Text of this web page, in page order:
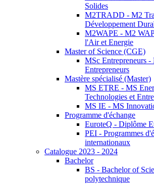
Solides
M2TRADD - M2
Développement
M2WAPE - M2
l'Air et Energie
Master of Science (CGE)
MSc Entrepreneurs
Entrepreneurs
Mastère spécialisé (Master)
MS ETRE - MS
Technologies et
MS IE - MS
Programme d'échange
EuroteQ - Diplôme
PEI - Programmes
internationaux
Catalogue 2023 - 2024
Bachelor
BS - Bachelor of
polytechnique